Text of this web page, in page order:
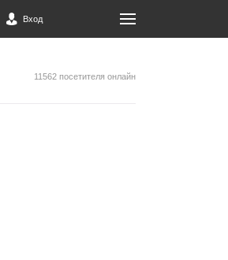
Вход
11562 посетителя онлайн